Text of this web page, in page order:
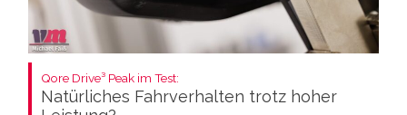
Qore Drive³ Peak im Test:
Natürliches Fahrverhalten trotz hoher